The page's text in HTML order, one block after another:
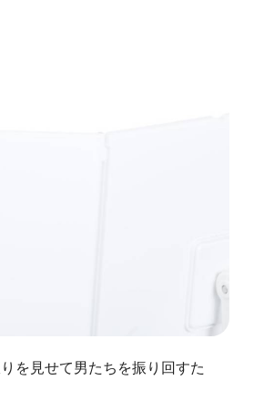
を見せて男たちを振り回すた